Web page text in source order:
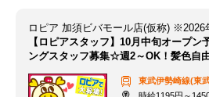
【ロピアスタッフ】10月中旬オープン
ングスタッフ募集☆週2～OK！髪色自
東武伊勢崎線(東